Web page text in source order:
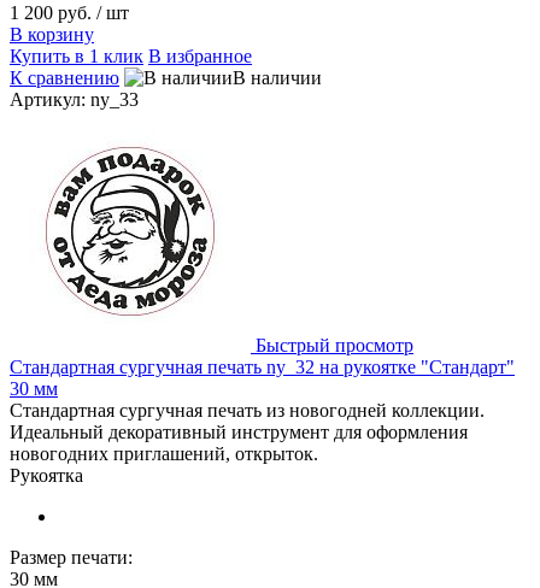
1 200 руб. / шт
В корзину
Купить в 1 клик В избранное
К сравнению
В наличии
Артикул: ny_33
Быстрый просмотр
Стандартная сургучная печать ny_32 на рукоятке "Стандарт"
30 мм
Стандартная сургучная печать из новогодней коллекции.
Идеальный декоративный инструмент для оформления
новогодних приглашений, открыток.
Рукоятка
Размер печати:
30 мм